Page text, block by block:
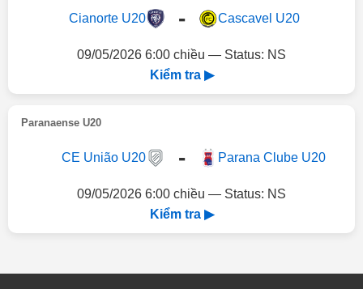
Cianorte U20 - Cascavel U20
09/05/2026 6:00 chiều — Status: NS
Kiểm tra ▶
Paranaense U20
CE União U20 - Parana Clube U20
09/05/2026 6:00 chiều — Status: NS
Kiểm tra ▶